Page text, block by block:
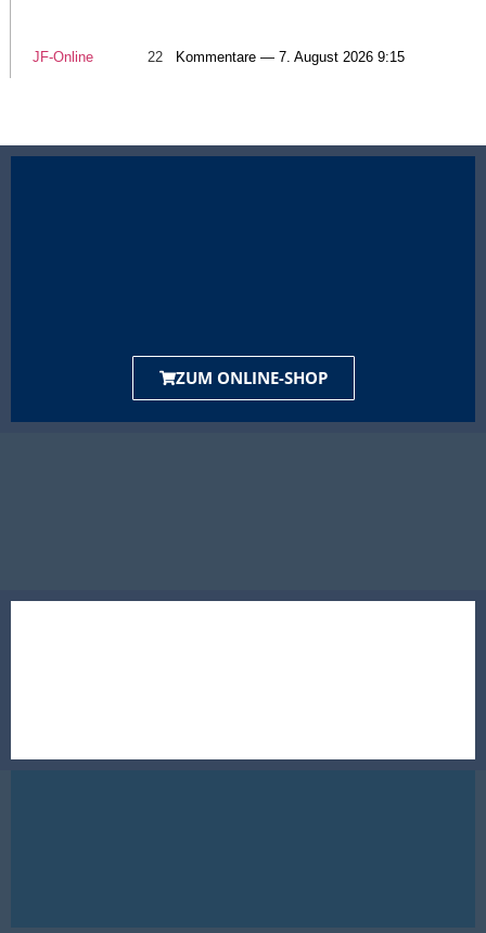
JF-Online 22 Kommentare — 7. August 2026 9:15
ZUM ONLINE-SHOP